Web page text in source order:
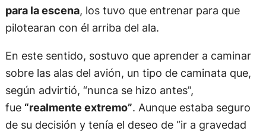
para la escena, los tuvo que entrenar para que
pilotearan con él arriba del ala.
En este sentido, sostuvo que aprender a caminar
sobre las alas del avión, un tipo de caminata que,
según advirtió, “nunca se hizo antes”,
fue “realmente extremo”. Aunque estaba seguro
de su decisión y tenía el deseo de “ir a gravedad